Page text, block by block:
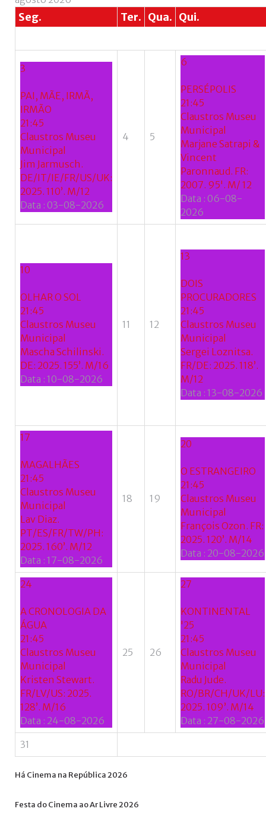
Seg. Ter. Qua. Qui.
3
PAI, MÃE, IRMÃ,
IRMÃO
21:45
Claustros Museu
Municipal
Jim Jarmusch.
DE/IT/IE/FR/US/UK:
2025. 110’. M/12
Data : 03-08-2026
4 5
6
PERSÉPOLIS
21:45
Claustros Museu
Municipal
Marjane Satrapi &
Vincent
Paronnaud. FR:
2007. 95'. M/ 12
Data : 06-08-
2026
10
OLHAR O SOL
21:45
Claustros Museu
Municipal
Mascha Schilinski.
DE: 2025. 155’. M/16
Data : 10-08-2026
11 12
13
DOIS
PROCURADORES
21:45
Claustros Museu
Municipal
Sergei Loznitsa.
FR/DE: 2025. 118’.
M/12
Data : 13-08-2026
17
MAGALHÃES
21:45
Claustros Museu
Municipal
Lav Diaz.
PT/ES/FR/TW/PH:
2025. 160’. M/12
Data : 17-08-2026
18 19
20
O ESTRANGEIRO
21:45
Claustros Museu
Municipal
François Ozon. FR:
2025. 120’. M/14
Data : 20-08-2026
24
A CRONOLOGIA DA
ÁGUA
21:45
Claustros Museu
Municipal
Kristen Stewart.
FR/LV/US: 2025.
128’. M/16
Data : 24-08-2026
25 26
27
KONTINENTAL
'25
21:45
Claustros Museu
Municipal
Radu Jude.
RO/BR/CH/UK/LU:
2025. 109’. M/14
Data : 27-08-2026
31
Há Cinema na República2026
Festa doCinema aoArLivre2026